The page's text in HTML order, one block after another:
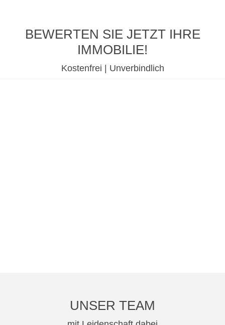
BEWERTEN SIE JETZT IHRE
IMMOBILIE!
Kostenfrei | Unverbindlich
UNSER TEAM